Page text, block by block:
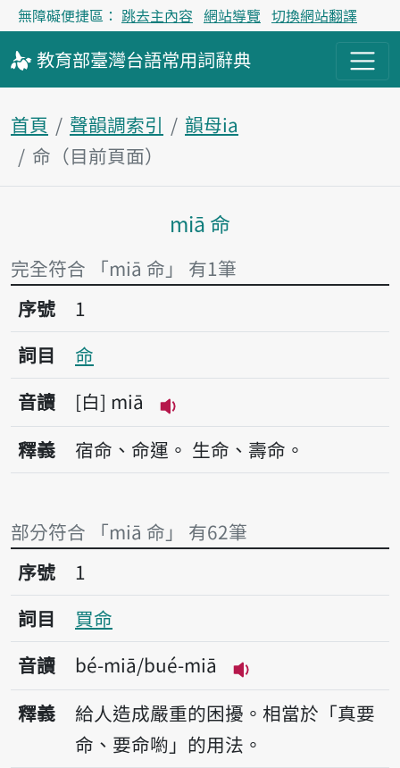
無障礙便捷區： 跳去主內容 網站導覽 切換網站翻譯
教育部臺灣台語常用詞辭典
首頁 聲韻調索引
韻母ia
命（目前頁面）
主內容區塊
miā 命
完全符合 「miā 命」 有1筆
序號1命
序號
1
詞目
命
音讀
白 miā
播放音讀miā
釋義 宿命、命運。 生命、壽命。
部分符合 「miā 命」 有62筆
序號1買命
序號
1
詞目
買命
音讀
bé-miā/bué-miā
播放音讀bé-miā/
釋義
給人造成嚴重的困擾。相當於「真要
命、要命喲」的用法。